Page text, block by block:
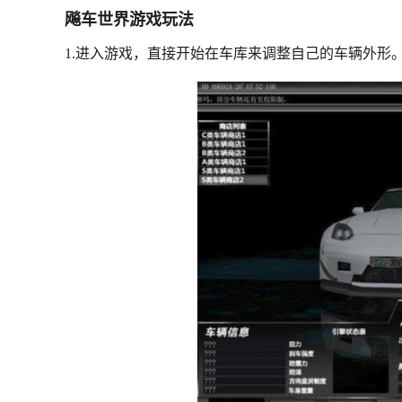
飚车世界游戏玩法
1.进入游戏，直接开始在车库来调整自己的车辆外形